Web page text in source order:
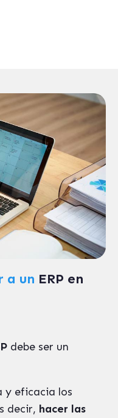
a un ERP en
debe ser un
y eficacia los
decir, hacer las